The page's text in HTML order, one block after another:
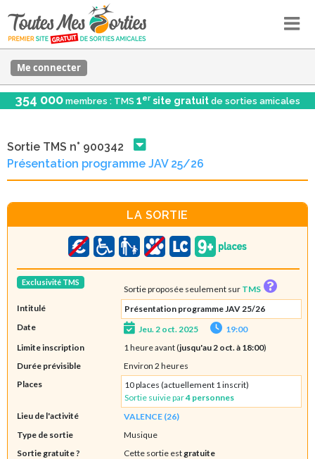
Me connecter
354 000 membres : TMS 1er site gratuit de sorties amicales
Sortie TMS n° 900342
Présentation programme JAV 25/26
LA SORTIE
Exclusivité TMS
Sortie proposée seulement sur TMS
Intitulé
Présentation programme JAV 25/26
Date
Jeu. 2 oct. 2025
19:00
Limite inscription
1 heure avant (jusqu'au 2 oct. à 18:00)
Durée prévisible
Environ 2 heures
Places
10 places (actuellement 1 inscrit)
Sortie suivie par4 personnes
Lieu de l'activité
VALENCE (26)
Type de sortie
Musique
Sortie gratuite ?
Cette sortie est gratuite